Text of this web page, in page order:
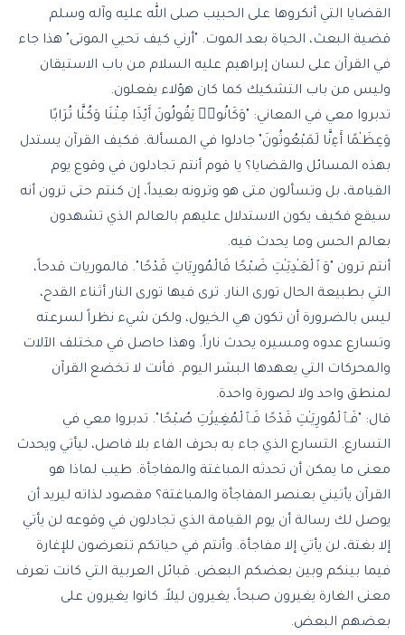
القضايا التي أنكروها على الحبيب صلى الله عليه وآله وسلم
قضية البعث، الحياة بعد الموت. "أرني كيف تحيي الموتى" هذا جاء
في القرآن على لسان إبراهيم عليه السلام من باب الاستيقان
وليس من باب التشكيك كما كان هؤلاء يفعلون.
تدبروا معي في المعاني: "وَكَانُوا۟ يَقُولُونَ أَئِذَا مِتْنَا وَكُنَّا تُرَابًا
وَعِظَـٰمًا أَءِنَّا لَمَبْعُوثُونَ" جادلوا في المسألة. فكيف القرآن يستدل
بهذه المسائل والقضايا؟ يا قوم أنتم تجادلون في وقوع يوم
القيامة، بل وتسألون متى هو وترونه بعيداً، إن كنتم حتى ترون أنه
سيقع فكيف يكون الاستدلال عليهم بالعالم الذي تشهدون
بعالم الحس وما يحدث فيه.
أنتم ترون "وَٱلْعَـٰدِيَـٰتِ ضَبْحًا فَالْمُورِيَاتِ قَدْحًا". فالموريات قدحاً،
التي بطبيعة الحال تورى النار. ترى فيها تورى النار أثناء القدح،
ليس بالضرورة أن تكون هي الخيول، ولكن شيء نظراً لسرعته
وتسارع عدوه ومسيره يحدث ناراً. وهذا حاصل في مختلف الآلات
والمحركات التي يعهدها البشر اليوم. فأنت لا تخضع القرآن
لمنطق واحد ولا لصورة واحدة.
قال: "فَٱلْمُورِيَـٰتِ قَدْحًا فَٱلْمُغِيرَٰتِ صُبْحًا". تدبروا معي في
التسارع. التسارع الذي جاء به بحرف الفاء بلا فاصل، ليأتي ويحدث
معنى ما يمكن أن تحدثه المباغتة والمفاجأة. طيب لماذا هو
القرآن يأتيني بعنصر المفاجأة والمباغتة؟ مقصود لذاته ليريد أن
يوصل لك رسالة أن يوم القيامة الذي تجادلون في وقوعه لن يأتي
إلا بغتة، لن يأتي إلا مفاجأة. وأنتم في حياتكم تتعرضون للإغارة
فيما بينكم وبين بعضكم البعض. قبائل العربية التي كانت تعرف
معنى الغارة يغيرون صبحاً، يغيرون ليلاً. كانوا يغيرون على
بعضهم البعض.